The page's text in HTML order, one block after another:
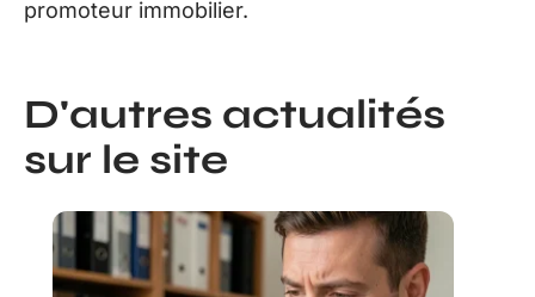
promoteur immobilier.
D'autres actualités
sur le site